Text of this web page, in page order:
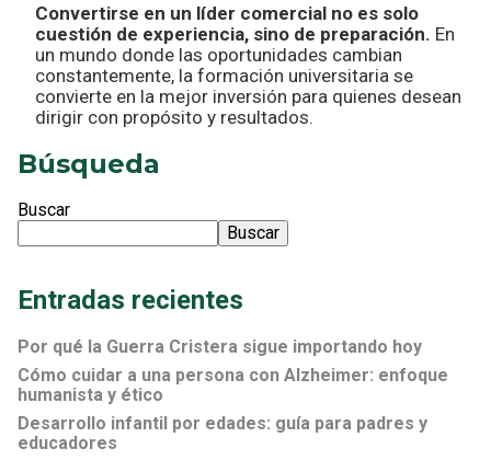
Convertirse en un líder comercial no es solo
cuestión de experiencia, sino de preparación. En
un mundo donde las oportunidades cambian
constantemente, la formación universitaria se
convierte en la mejor inversión para quienes desean
dirigir con propósito y resultados.
Búsqueda
Buscar
Buscar
Entradas recientes
Por qué la Guerra Cristera sigue importando hoy
Cómo cuidar a una persona con Alzheimer: enfoque
humanista y ético
Desarrollo infantil por edades: guía para padres y
educadores